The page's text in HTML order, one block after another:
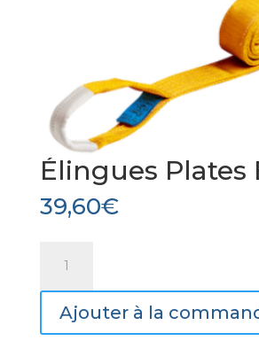
Élingues Plates
39,60€
Élingues
Plates
B3000
Ajouter à la